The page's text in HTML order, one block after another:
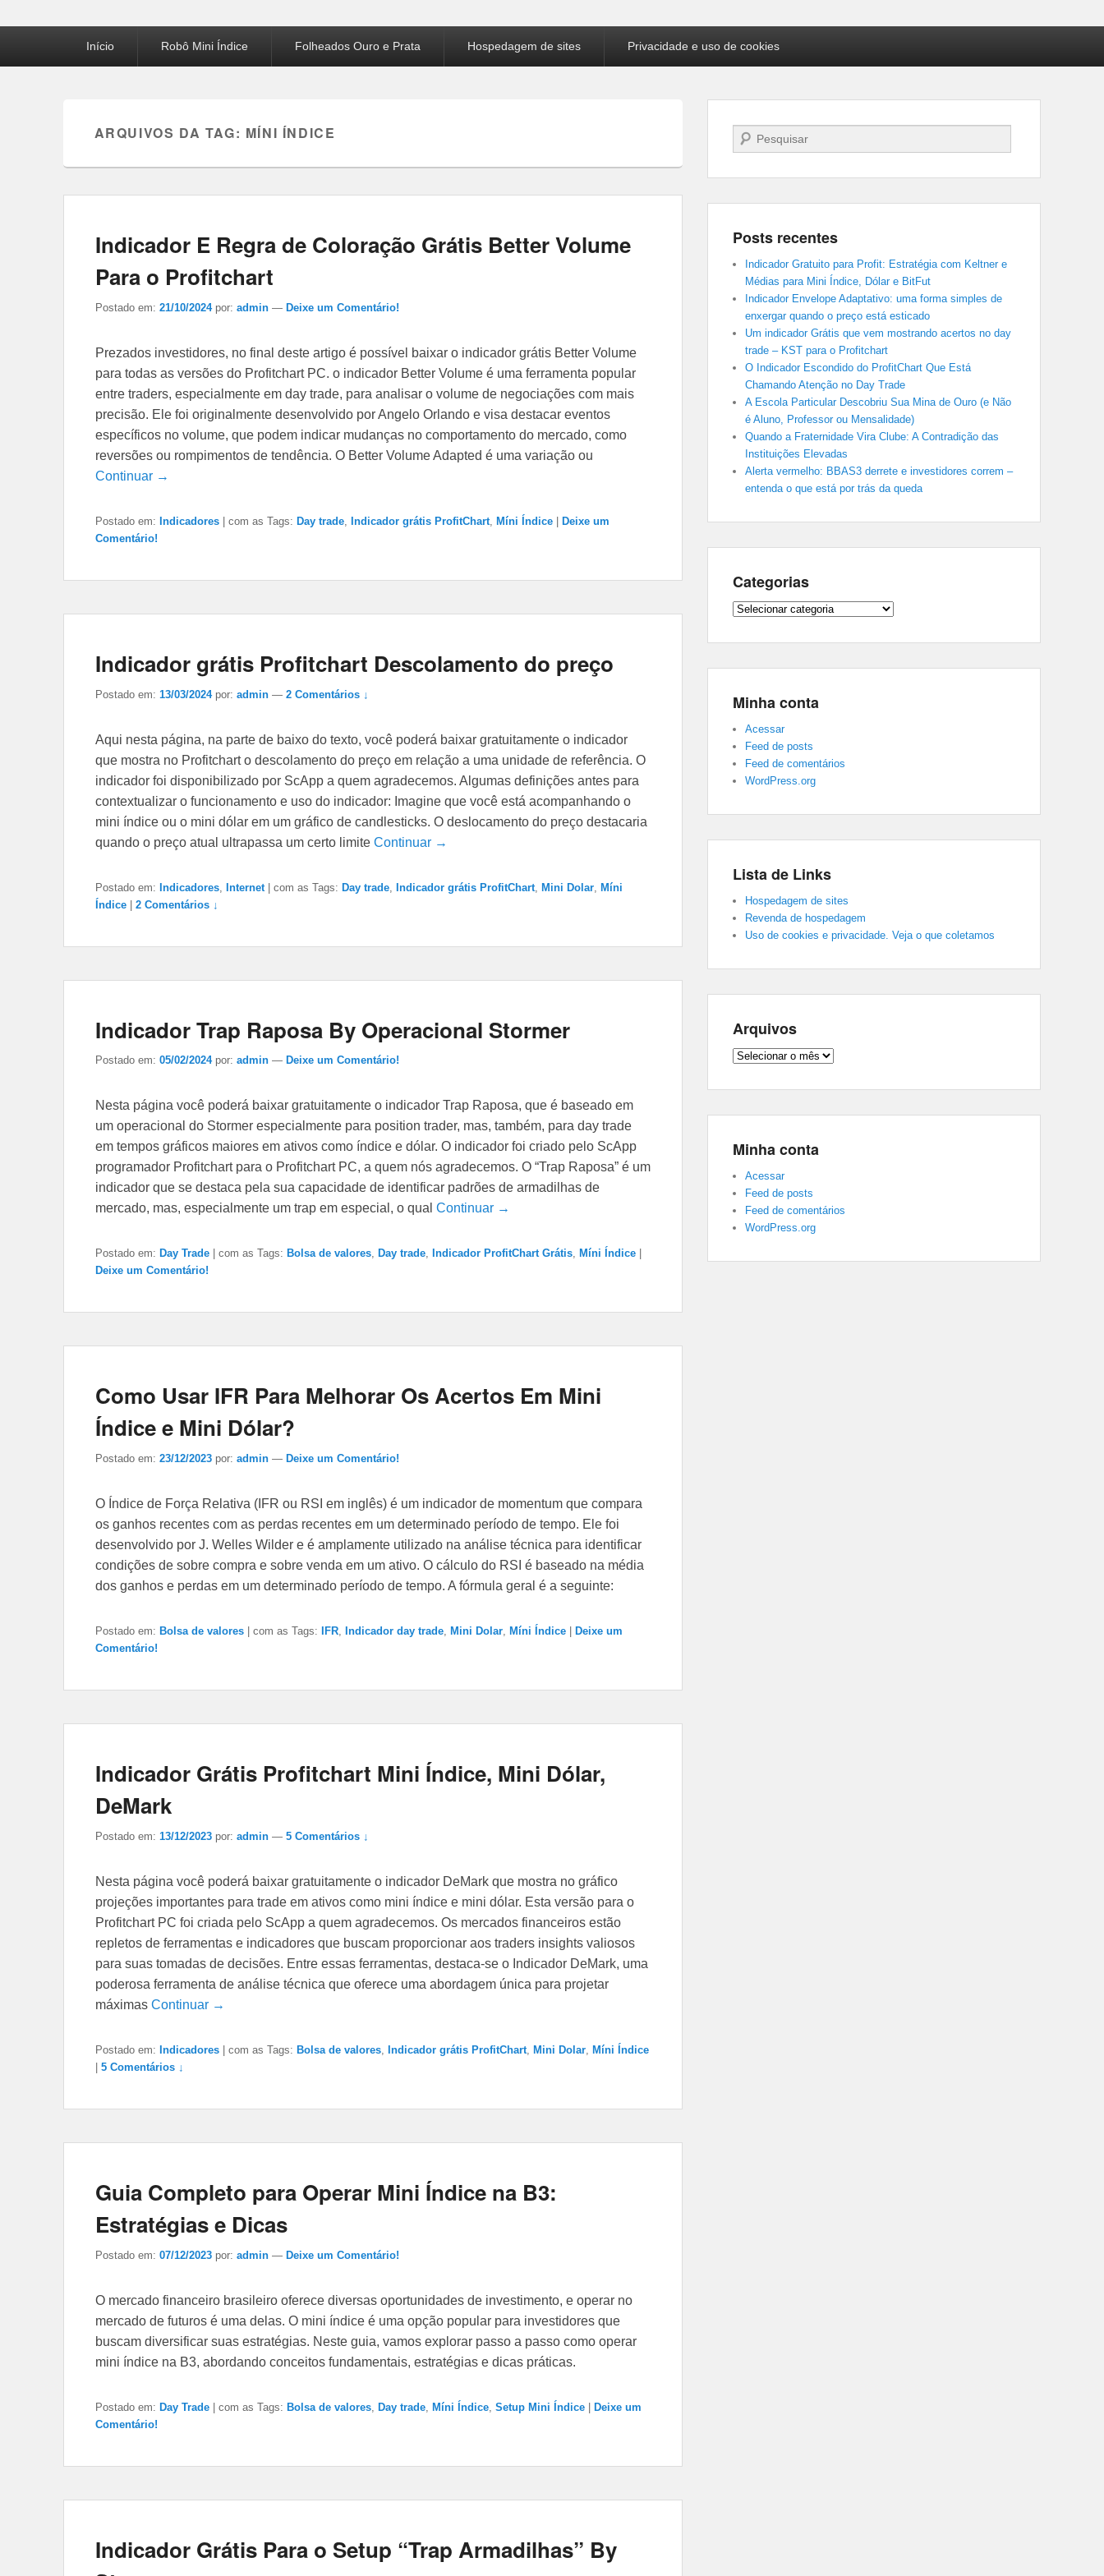
Início Robô Mini Índice Folheados Ouro e Prata Hospedagem de sites Privacidade e uso de cookies
ARQUIVOS DA TAG: MÍNI ÍNDICE
Indicador E Regra de Coloração Grátis Better Volume
Para o Profitchart
Postado em: 21/10/2024 por: admin — Deixe um Comentário!
Prezados investidores, no final deste artigo é possível baixar o indicador grátis Better Volume
para todas as versões do Profitchart PC. o indicador Better Volume é uma ferramenta popular
entre traders, especialmente em day trade, para analisar o volume de negociações com mais
precisão. Ele foi originalmente desenvolvido por Angelo Orlando e visa destacar eventos
específicos no volume, que podem indicar mudanças no comportamento do mercado, como
reversões ou rompimentos de tendência. O Better Volume Adapted é uma variação ou
Continuar →
Postado em: Indicadores com as Tags: Day trade Indicador grátis ProfitChart Míni Índice
Deixe um
Comentário!
Indicador grátis Profitchart Descolamento do preço
Postado em: 13/03/2024 por: admin — 2 Comentários ↓
Aqui nesta página, na parte de baixo do texto, você poderá baixar gratuitamente o indicador
que mostra no Profitchart o descolamento do preço em relação a uma unidade de referência. O
indicador foi disponibilizado por ScApp a quem agradecemos. Algumas definições antes para
contextualizar o funcionamento e uso do indicador: Imagine que você está acompanhando o
mini índice ou o mini dólar em um gráfico de candlesticks. O deslocamento do preço destacaria
quando o preço atual ultrapassa um certo limite Continuar →
Postado em: Indicadores Internet | com as Tags: Day trade Indicador grátis ProfitChart Mini Dolar Míni
Índice | 2 Comentários ↓
Indicador Trap Raposa By Operacional Stormer
Postado em: 05/02/2024 por: admin — Deixe um Comentário!
Nesta página você poderá baixar gratuitamente o indicador Trap Raposa, que é baseado em
um operacional do Stormer especialmente para position trader, mas, também, para day trade
em tempos gráficos maiores em ativos como índice e dólar. O indicador foi criado pelo ScApp
programador Profitchart para o Profitchart PC, a quem nós agradecemos. O “Trap Raposa” é um
indicador que se destaca pela sua capacidade de identificar padrões de armadilhas de
mercado, mas, especialmente um trap em especial, o qual Continuar →
Postado em: Day Trade com as Tags: Bolsa de valores, Day trade, Indicador ProfitChart Grátis, Míni Índice
Deixe um Comentário!
Como Usar IFR Para Melhorar Os Acertos Em Mini
Índice e Mini Dólar?
Postado em: 23/12/2023 por: admin — Deixe um Comentário!
O Índice de Força Relativa (IFR ou RSI em inglês) é um indicador de momentum que compara
os ganhos recentes com as perdas recentes em um determinado período de tempo. Ele foi
desenvolvido por J. Welles Wilder e é amplamente utilizado na análise técnica para identificar
condições de sobre compra e sobre venda em um ativo. O cálculo do RSI é baseado na média
dos ganhos e perdas em um determinado período de tempo. A fórmula geral é a seguinte:
Postado em: Bolsa de valores com as Tags: IFR, Indicador day trade, Mini Dolar, Míni Índice
Deixe um
Comentário!
Indicador Grátis Profitchart Mini Índice, Mini Dólar,
DeMark
Postado em: 13/12/2023 por: admin — 5 Comentários ↓
Nesta página você poderá baixar gratuitamente o indicador DeMark que mostra no gráfico
projeções importantes para trade em ativos como mini índice e mini dólar. Esta versão para o
Profitchart PC foi criada pelo ScApp a quem agradecemos. Os mercados financeiros estão
repletos de ferramentas e indicadores que buscam proporcionar aos traders insights valiosos
para suas tomadas de decisões. Entre essas ferramentas, destaca-se o Indicador DeMark, uma
poderosa ferramenta de análise técnica que oferece uma abordagem única para projetar
máximas Continuar →
Postado em: Indicadores com as Tags: Bolsa de valores Indicador grátis ProfitChart Mini Dolar
Míni Índice
5 Comentários ↓
Guia Completo para Operar Mini Índice na B3:
Estratégias e Dicas
Postado em: 07/12/2023 por: admin — Deixe um Comentário!
O mercado financeiro brasileiro oferece diversas oportunidades de investimento, e operar no
mercado de futuros é uma delas. O mini índice é uma opção popular para investidores que
buscam diversificar suas estratégias. Neste guia, vamos explorar passo a passo como operar
mini índice na B3, abordando conceitos fundamentais, estratégias e dicas práticas.
Postado em: Day Trade com as Tags: Bolsa de valores Day trade Míni Índice Setup Mini Índice
Deixe um
Comentário!
Indicador Grátis Para o Setup “Trap Armadilhas” By
Pesquisar…
Posts recentes
Indicador Gratuito para Profit: Estratégia com Keltner e
Médias para Mini Índice, Dólar e BitFut
Indicador Envelope Adaptativo: uma forma simples de
enxergar quando o preço está esticado
Um indicador Grátis que vem mostrando acertos no day
trade – KST para o Profitchart
O Indicador Escondido do ProfitChart Que Está
Chamando Atenção no Day Trade
A Escola Particular Descobriu Sua Mina de Ouro (e Não
é Aluno, Professor ou Mensalidade)
Quando a Fraternidade Vira Clube: A Contradição das
Instituições Elevadas
Alerta vermelho: BBAS3 derrete e investidores correm –
entenda o que está por trás da queda
Categorias
Categorias
Minha conta
Acessar
Feed de posts
Feed de comentários
WordPress.org
Lista de Links
Hospedagem de sites
Revenda de hospedagem
Uso de cookies e privacidade. Veja o que coletamos
Arquivos
Arquivos
Minha conta
Acessar
Feed de posts
Feed de comentários
WordPress.org